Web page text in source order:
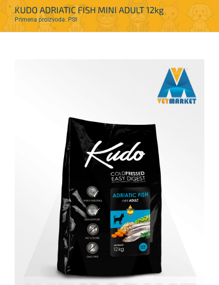
KUDO ADRIATIC FISH MINI ADULT 12kg
Primena proizvoda: PSI